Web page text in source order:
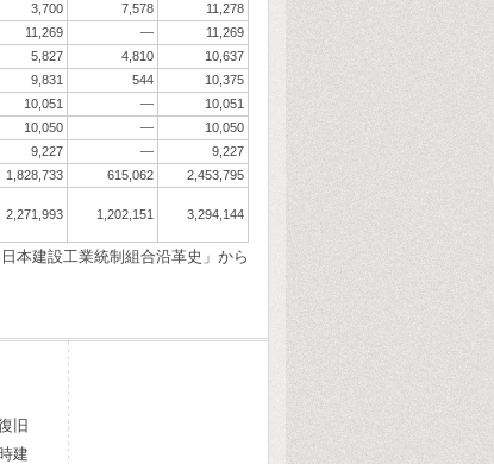
3,700 7,578
11,278
11,269 ―
11,269
5,827 4,810
10,637
9,831 544
10,375
10,051 ―
10,051
10,050 ―
10,050
9,227 ―
9,227
1,828,733 615,062 2,453,795
2,271,993 1,202,151 3,294,144
本建設工業統制組合沿革史」から
旧
建